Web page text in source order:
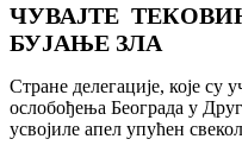
ЧУВАЈТЕ
БУЈАЊЕ ЗЛА
Стране делегације, које су
ослобођења Београда у
усвојиле апел упућен